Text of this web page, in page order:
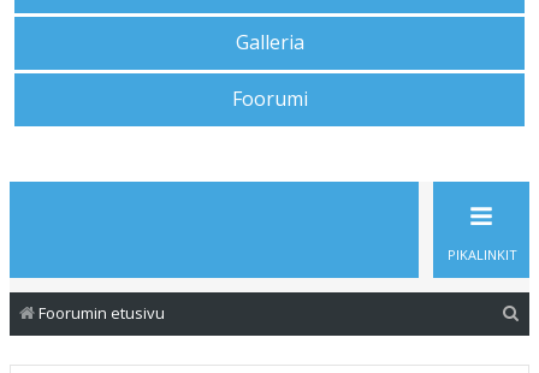
Galleria
Foorumi
PIKALINKIT
Foorumin etusivu